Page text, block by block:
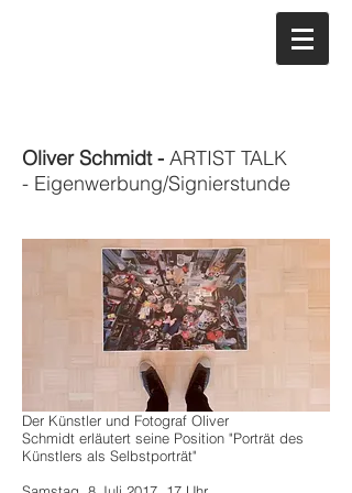
Oliver Schmidt - ARTIST TALK
- Eigenwerbung/Signierstunde
Der Künstler und Fotograf Oliver
Schmidt erläutert seine Position "Porträt des
Künstlers als Selbstporträt"